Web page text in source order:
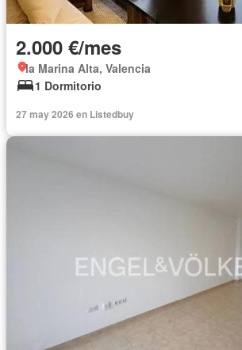
2.000 €/mes
la Marina Alta, Valencia
1 Dormitorio
27 may 2026 en Listedbuy